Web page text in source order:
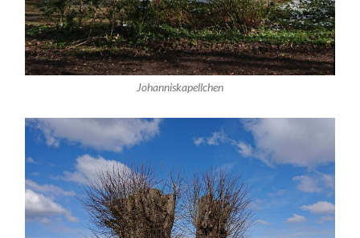
Johanniskapellchen